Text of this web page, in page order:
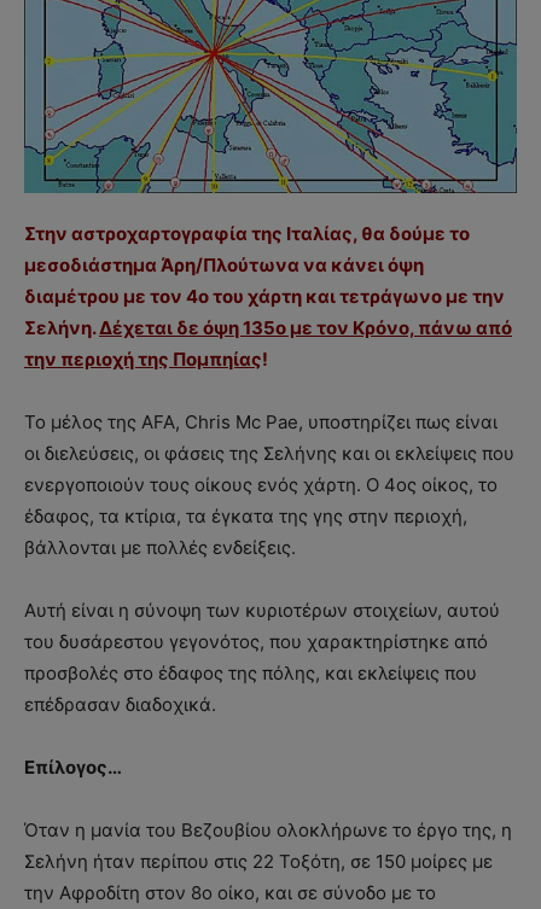
Στην αστροχαρτογραφία της Ιταλίας, θα δούμε το
μεσοδιάστημα Άρη/Πλούτωνα να κάνει όψη
διαμέτρου με τον 4ο του χάρτη και τετράγωνο με την
Σελήνη.Δέχεται δε όψη 135ο με τον Κρόνο, πάνω από
την περιοχή της Πομπηίας!
Το μέλος της AFA, Chris Mc Pae, υποστηρίζει πως είναι
οι διελεύσεις, οι φάσεις της Σελήνης και οι εκλείψεις που
ενεργοποιούν τους οίκους ενός χάρτη. Ο 4ος οίκος, το
έδαφος, τα κτίρια, τα έγκατα της γης στην περιοχή,
βάλλονται με πολλές ενδείξεις.
Αυτή είναι η σύνοψη των κυριοτέρων στοιχείων, αυτού
του δυσάρεστου γεγονότος, που χαρακτηρίστηκε από
προσβολές στο έδαφος της πόλης, και εκλείψεις που
επέδρασαν διαδοχικά.
Επίλογος…
Όταν η μανία του Βεζουβίου ολοκλήρωνε το έργο της, η
Σελήνη ήταν περίπου στις 22 Τοξότη, σε 150 μοίρες με
την Αφροδίτη στον 8ο οίκο, και σε σύνοδο με το